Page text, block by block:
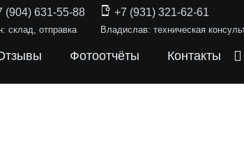
(904) 631-55-88
склад, отправка
+7 (931) 321-62-61
Владислав: техническая
Фотоотчёты Контакты